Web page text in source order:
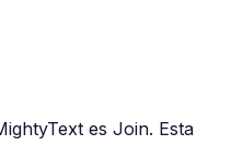
es Join. Esta